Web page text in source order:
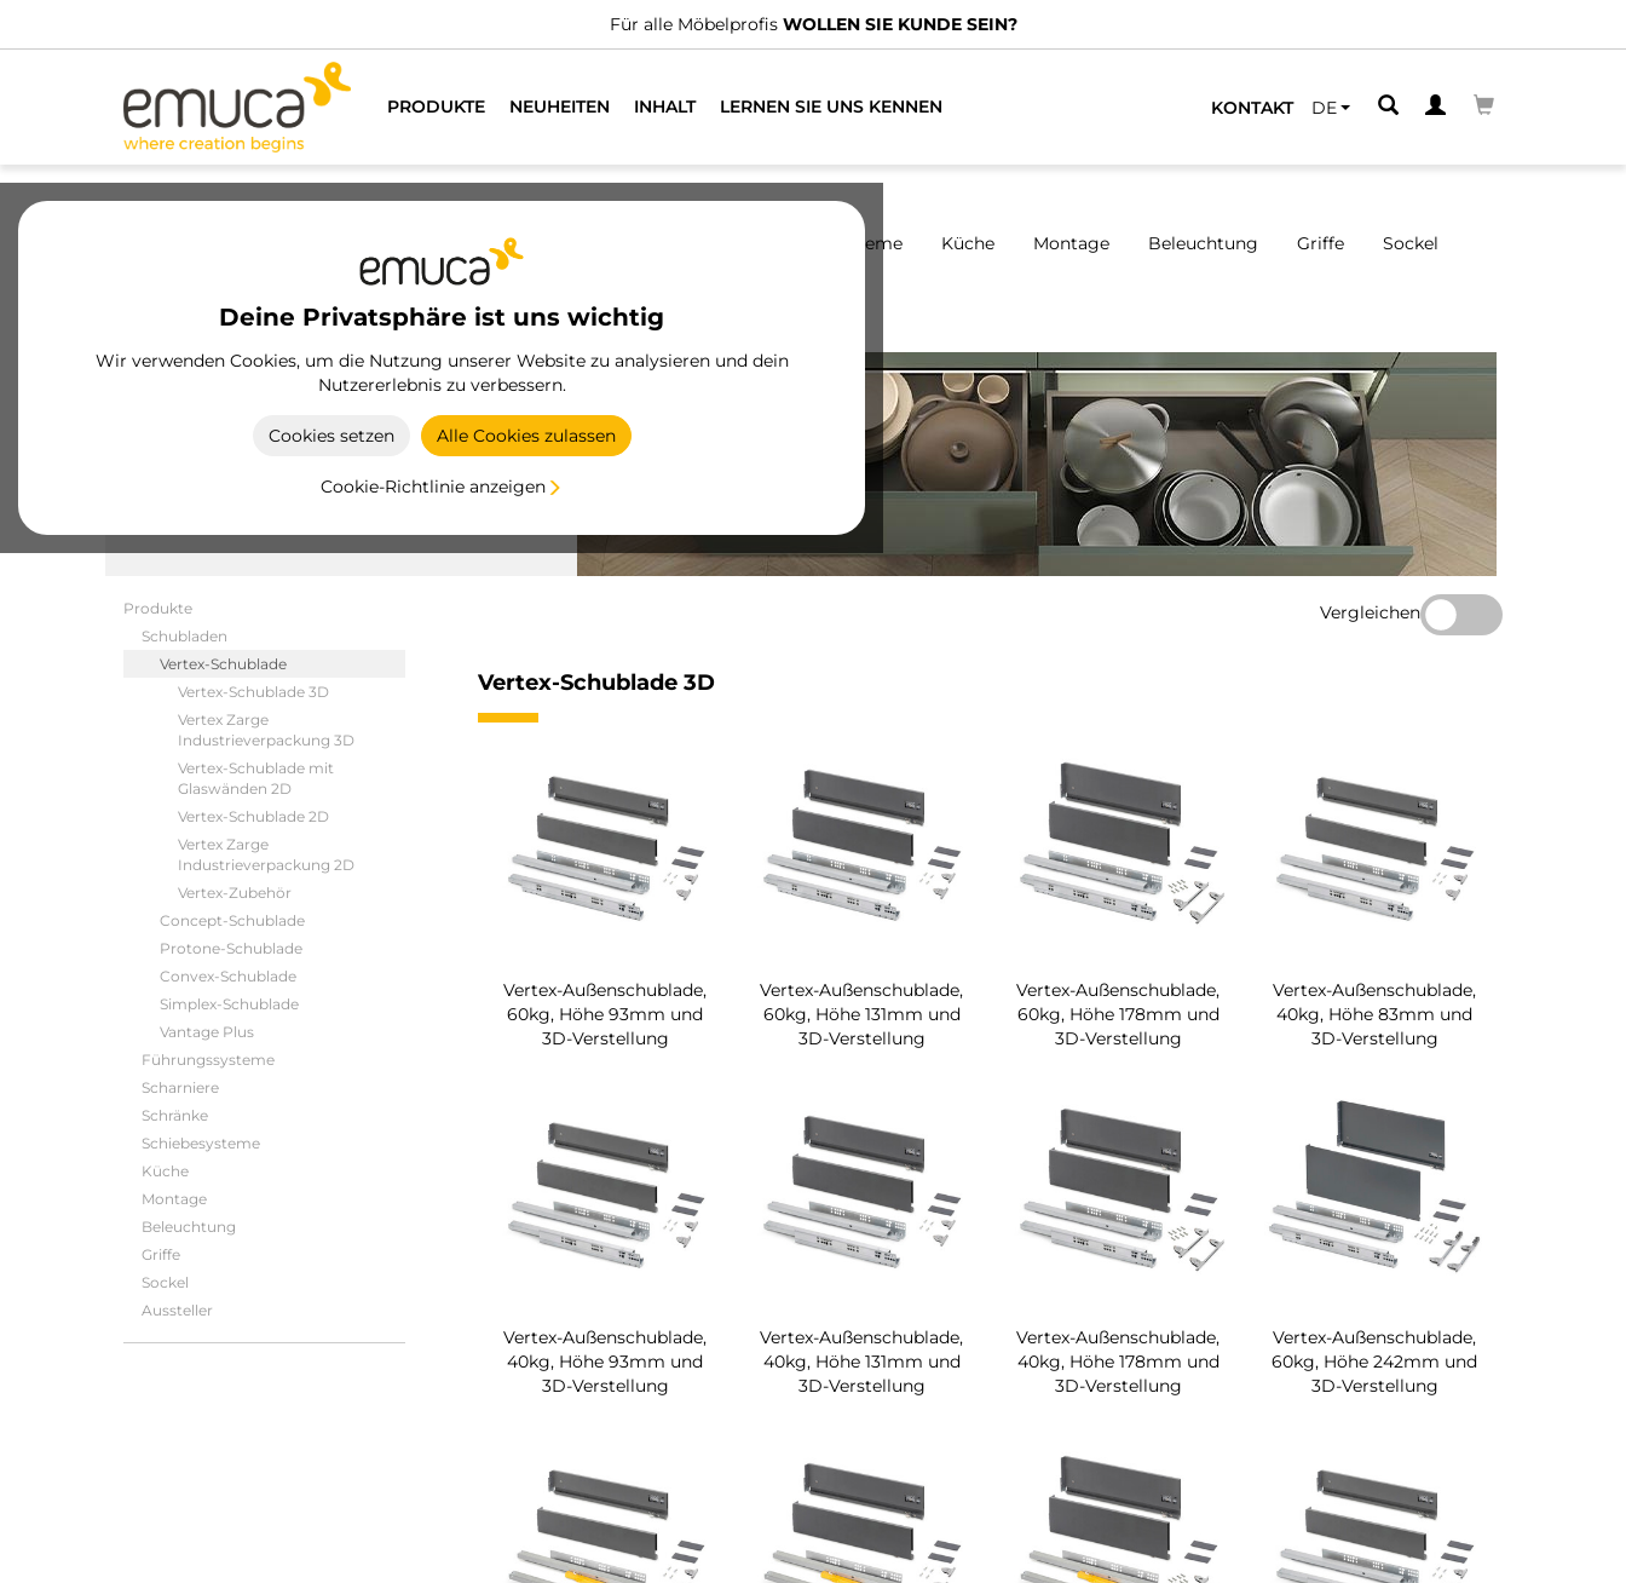
Wir haben spezialisierte Vertriebshändler.FINDEN SIE DEN NÄCHSTGELEGENEN
PRODUKTE NEUHEITEN INHALT LERNEN SIE UNS KENNEN KONTAKT DE
Deine Privatsphäre ist uns wichtig
Wir verwenden Cookies, um die Nutzung unserer Website zu analysieren und dein
Nutzererlebnis zu verbessern.
Cookies setzen Alle Cookies zulassen
Cookie-Richtlinie anzeigen
Schiebesysteme Küche Montage Beleuchtung Griffe Sockel
Die Schublade Vertex von Emuca bietet vielseitige
Ausführungen in Weiß, Anthrazit und Aluminium.
Produkte
Schubladen
Vertex-Schublade
Vertex-Schublade 3D
Vertex Zarge
Industrieverpackung 3D
Vertex-Schublade mit
Glaswänden 2D
Vertex-Schublade 2D
Vertex Zarge
Industrieverpackung 2D
Vertex-Zubehör
Concept-Schublade
Protone-Schublade
Convex-Schublade
Simplex-Schublade
Vantage Plus
Führungssysteme
Scharniere
Schränke
Schiebesysteme
Küche
Montage
Beleuchtung
Griffe
Sockel
Aussteller
Vergleichen
Vertex-Schublade 3D
Vertex-Außenschublade,
60kg, Höhe 93mm und
3D-Verstellung
Vertex-Außenschublade,
60kg, Höhe 131mm und
3D-Verstellung
Vertex-Außenschublade,
60kg, Höhe 178mm und
3D-Verstellung
Vertex-Außenschublade,
40kg, Höhe 83mm und
3D-Verstellung
Vertex-Außenschublade,
40kg, Höhe 93mm und
3D-Verstellung
Vertex-Außenschublade,
40kg, Höhe 131mm und
3D-Verstellung
Vertex-Außenschublade,
40kg, Höhe 178mm und
3D-Verstellung
Vertex-Außenschublade,
60kg, Höhe 242mm und
3D-Verstellung